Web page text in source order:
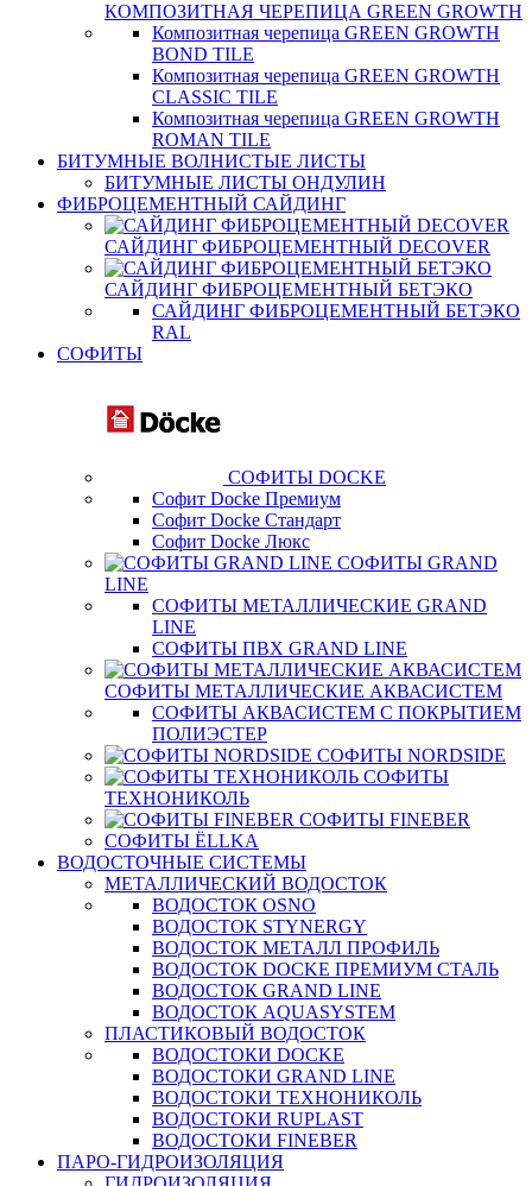
КОМПОЗИТНАЯ ЧЕРЕПИЦА GREEN GROWTH
Композитная черепица GREEN GROWTH
BOND TILE
Композитная черепица GREEN GROWTH
CLASSIC TILE
Композитная черепица GREEN GROWTH
ROMAN TILE
БИТУМНЫЕ ВОЛНИСТЫЕ ЛИСТЫ
БИТУМНЫЕ ЛИСТЫ ОНДУЛИН
ФИБРОЦЕМЕНТНЫЙ САЙДИНГ
САЙДИНГ ФИБРОЦЕМЕНТНЫЙ DECOVER
САЙДИНГ ФИБРОЦЕМЕНТНЫЙ БЕТЭКО
САЙДИНГ ФИБРОЦЕМЕНТНЫЙ БЕТЭКО
RAL
СОФИТЫ
СОФИТЫ DOCKE
Софит Docke Премиум
Софит Docke Стандарт
Софит Docke Люкс
СОФИТЫ GRAND
LINE
СОФИТЫ МЕТАЛЛИЧЕСКИЕ GRAND
LINE
СОФИТЫ ПВХ GRAND LINE
СОФИТЫ МЕТАЛЛИЧЕСКИЕ АКВАСИСТЕМ
СОФИТЫ АКВАСИСТЕМ С ПОКРЫТИЕМ
ПОЛИЭСТЕР
СОФИТЫ NORDSIDE
СОФИТЫ
ТЕХНОНИКОЛЬ
СОФИТЫ FINEBER
СОФИТЫ ЁLLKA
ВОДОСТОЧНЫЕ СИСТЕМЫ
МЕТАЛЛИЧЕСКИЙ ВОДОСТОК
ВОДОСТОК OSNO
ВОДОСТОК STYNERGY
ВОДОСТОК МЕТАЛЛ ПРОФИЛЬ
ВОДОСТОК DOCKE ПРЕМИУМ СТАЛЬ
ВОДОСТОК GRAND LINE
ВОДОСТОК AQUASYSTEM
ПЛАСТИКОВЫЙ ВОДОСТОК
ВОДОСТОКИ DOCKE
ВОДОСТОКИ GRAND LINE
ВОДОСТОКИ ТЕХНОНИКОЛЬ
ВОДОСТОКИ RUPLAST
ВОДОСТОКИ FINEBER
ПАРО-ГИДРОИЗОЛЯЦИЯ